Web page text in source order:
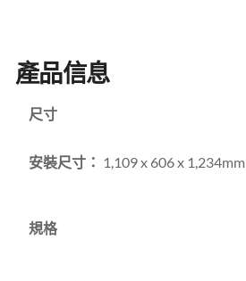
產品信息
尺寸
安裝尺寸： 1,109 x 606 x 1,234mm
規格